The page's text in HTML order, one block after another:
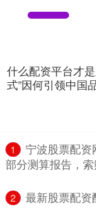
什么配资平台才
式”因何引领中国
1
宁波股票配资
部分测算报告，
2 最新股票配资